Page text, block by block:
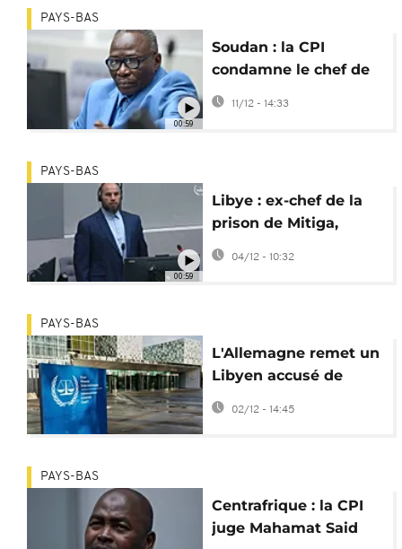
00:59
PAYS-BAS
Soudan : la CPI
condamne le chef de
la milice Janjaweed à
11/12 - 14:33
00:59
PAYS-BAS
Libye : ex-chef de la
prison de Mitiga,
Khaled El Hishri
devant la CPI
04/12 - 10:32
PAYS-BAS
L'Allemagne remet un
Libyen accusé de
crimes de guerre à la
02/12 - 14:45
PAYS-BAS
Centrafrique : la CPI
juge Mahamat Said